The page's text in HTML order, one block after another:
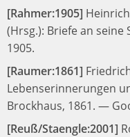
[Rahmer:1905]
(Hrsg.): Briefe an seine
1905.
[Raumer:1861]
Lebenserinnerungen
Brockhaus, 1861. —
[Reuß/Staengle:2001]